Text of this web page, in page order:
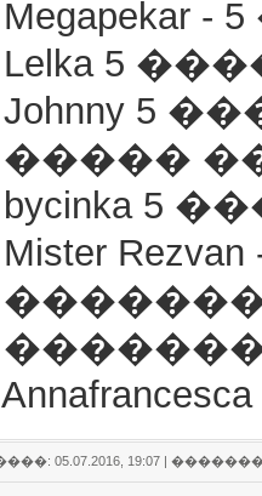
Lelka 5
Johnny 5
�����
bycinka 5
Mister
05.07.2016, 19:07 |